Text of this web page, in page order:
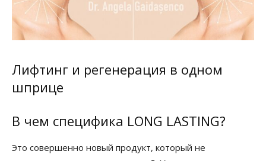
Лифтинг и регенерация в одном
шприце
В чем специфика LONG LASTING?
Это совершенно новый продукт, который не